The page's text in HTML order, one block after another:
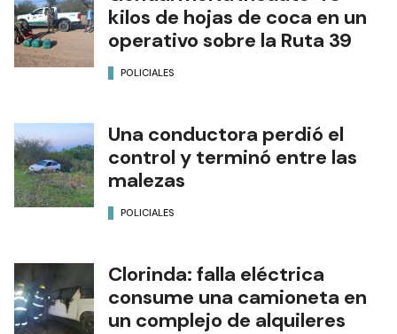
kilos de hojas de coca en un
operativo sobre la Ruta 39
POLICIALES
Una conductora perdió el
control y terminó entre las
malezas
POLICIALES
Clorinda: falla eléctrica
consume una camioneta en
un complejo de alquileres